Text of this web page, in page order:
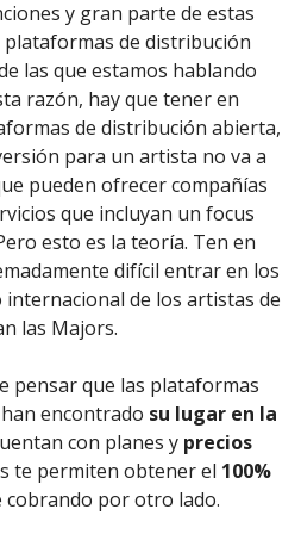
y gran parte de estas
de distribución
las que estamos hablando
razón, hay que tener en
de distribución abierta,
para un artista no va a
pueden ofrecer compañías
que incluyan un focus
esto es la teoría. Ten en
difícil entrar en los
de los artistas de
las Majors.
pensar que las plataformas
encontrado su lugar en la
con planes y precios
te permiten obtener el 100%
cobrando por otro lado.